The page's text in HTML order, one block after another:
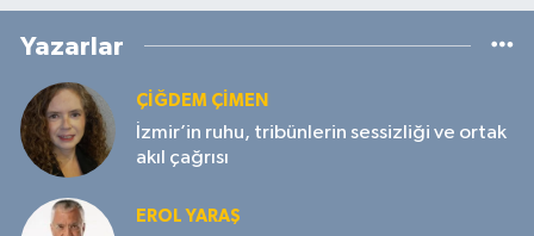
Yazarlar
ÇIĞDEM ÇIMEN
İzmir’in ruhu, tribünlerin sessizliği ve ortak
akıl çağrısı
EROL YARAŞ